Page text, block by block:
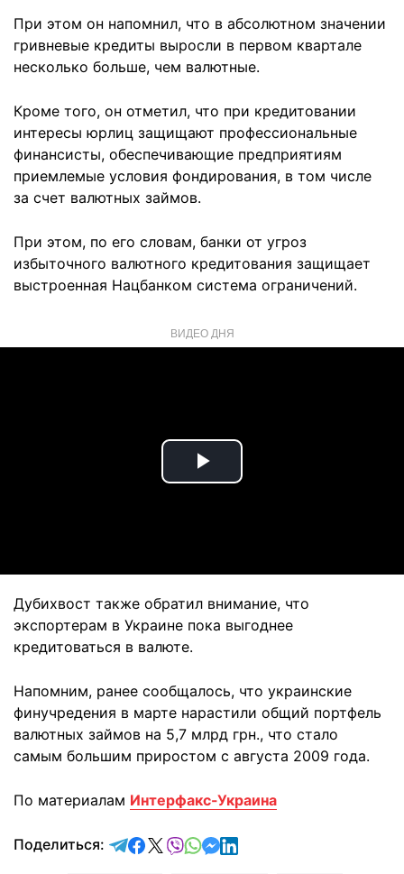
При этом он напомнил, что в абсолютном значении
гривневые кредиты выросли в первом квартале
несколько больше, чем валютные.
Кроме того, он отметил, что при кредитовании
интересы юрлиц защищают профессиональные
финансисты, обеспечивающие предприятиям
приемлемые условия фондирования, в том числе
за счет валютных займов.
При этом, по его словам, банки от угроз
избыточного валютного кредитования защищает
выстроенная Нацбанком система ограничений.
ВИДЕО ДНЯ
Play
Дубихвост также обратил внимание, что
экспортерам в Украине пока выгоднее
кредитоваться в валюте.
Напомним, ранее сообщалось, что украинские
финучредения в марте нарастили общий портфель
валютных займов на 5,7 млрд грн., что стало
самым большим приростом с августа 2009 года.
По материалам Интерфакс-Украина
Поделиться: отправить в Telegram
поделиться в Facebook
поделиться в X
отправить в Viber
отправить в Whatsapp
отправить в Messenger
отправить в LinkedIn